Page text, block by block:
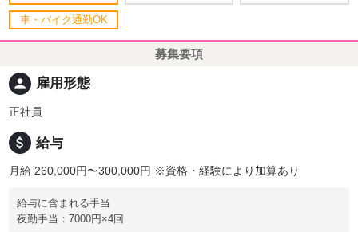
車・バイク通勤OK
募集要項
person 雇用形態
正社員
attach_money 給与
月給 260,000円〜300,000円 ※資格・経験により加算あり
給与に含まれる手当
夜勤手当：7000円×4回